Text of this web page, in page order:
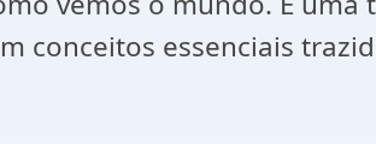
conceitos essenciais